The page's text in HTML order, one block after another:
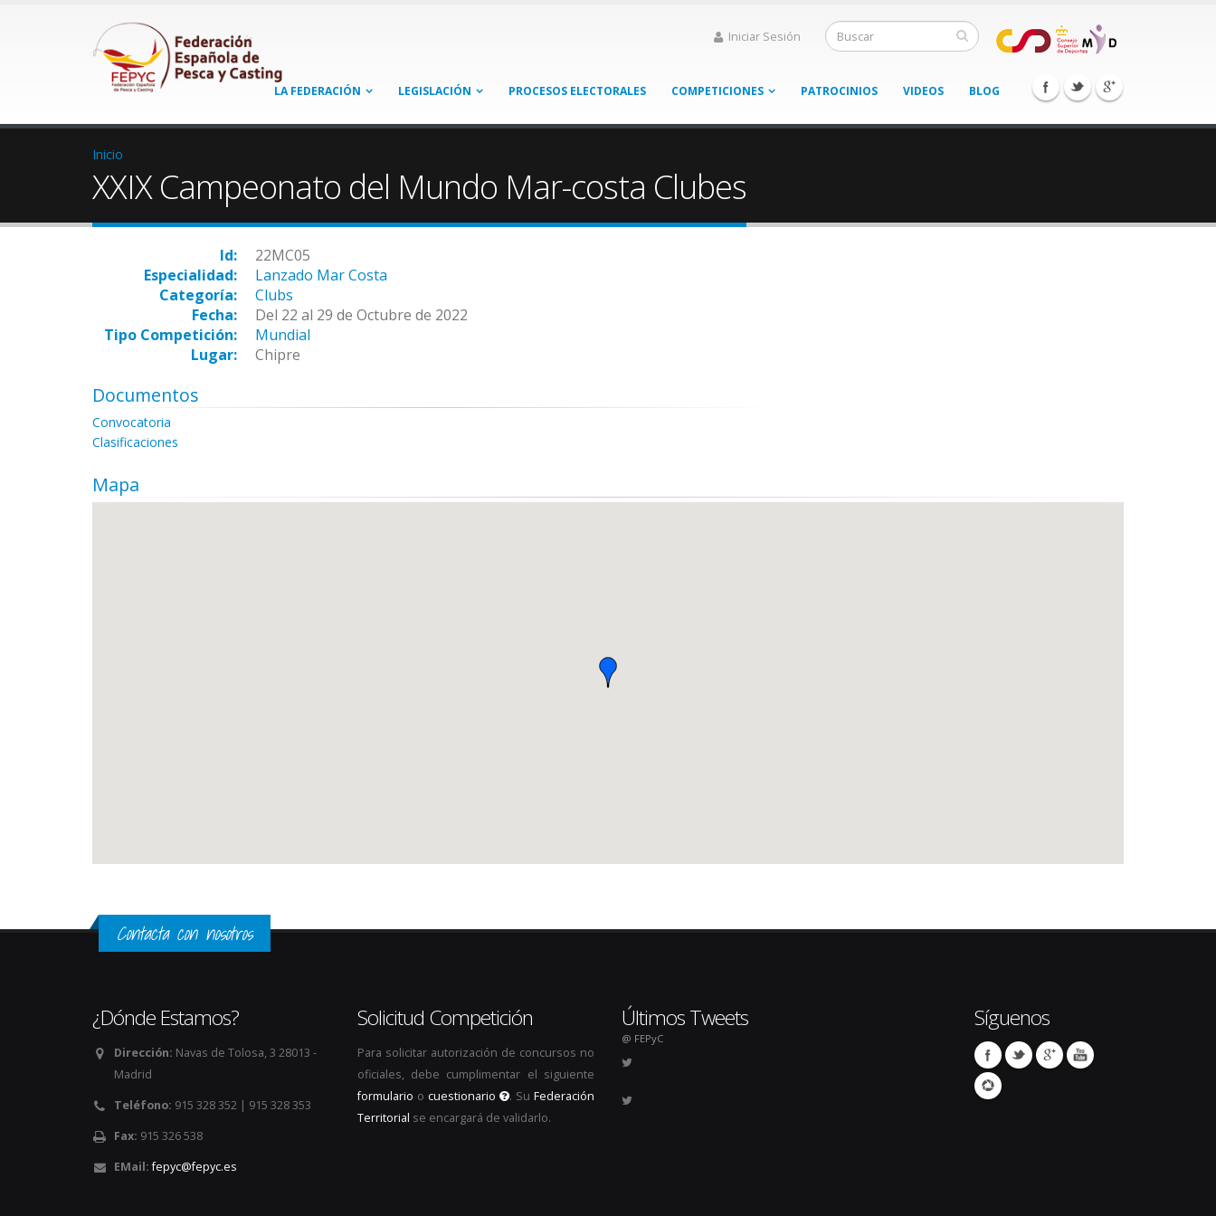
Iniciar Sesión
LA FEDERACIÓN LEGISLACIÓN PROCESOS ELECTORALES COMPETICIONES PATROCINIOS VIDEOS BLOG
Inicio
XXIX Campeonato del Mundo Mar-costa Clubes
Id:
22MC05
Especialidad:
Lanzado Mar Costa
Categoría:
Clubs
Fecha:
Del 22 al 29 de Octubre de 2022
Tipo Competición:
Mundial
Lugar:
Chipre
Documentos
Convocatoria
Clasificaciones
Mapa
Contacta con nosotros
¿Dónde Estamos?
Dirección: Navas de Tolosa, 3 28013 -
Madrid
Teléfono: 915 328 352 | 915 328 353
Fax: 915 326 538
EMail: fepyc@fepyc.es
Solicitud Competición
Para solicitar autorización de concursos no
oficiales, debe cumplimentar el siguiente
formulario o cuestionario . SuFederación
Territorial se encargará de validarlo.
Últimos Tweets
@ FEPyC
Síguenos